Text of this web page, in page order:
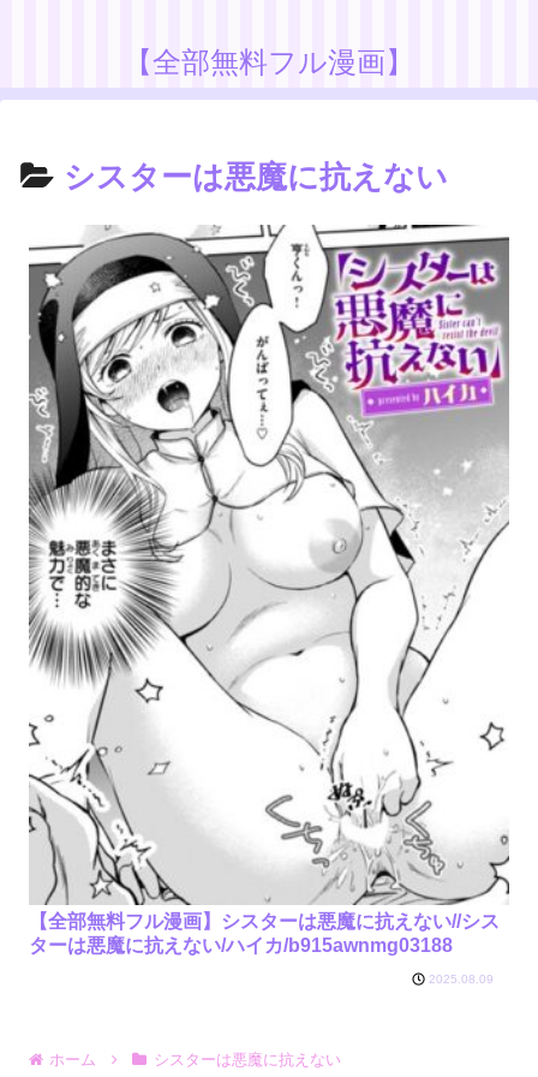
【全部無料フル漫画】
シスターは悪魔に抗えない
【全部無料フル漫画】シスターは悪魔に抗えない//シス
ターは悪魔に抗えない/ハイカ/b915awnmg03188
2025.08.09
ホーム シスターは悪魔に抗えない